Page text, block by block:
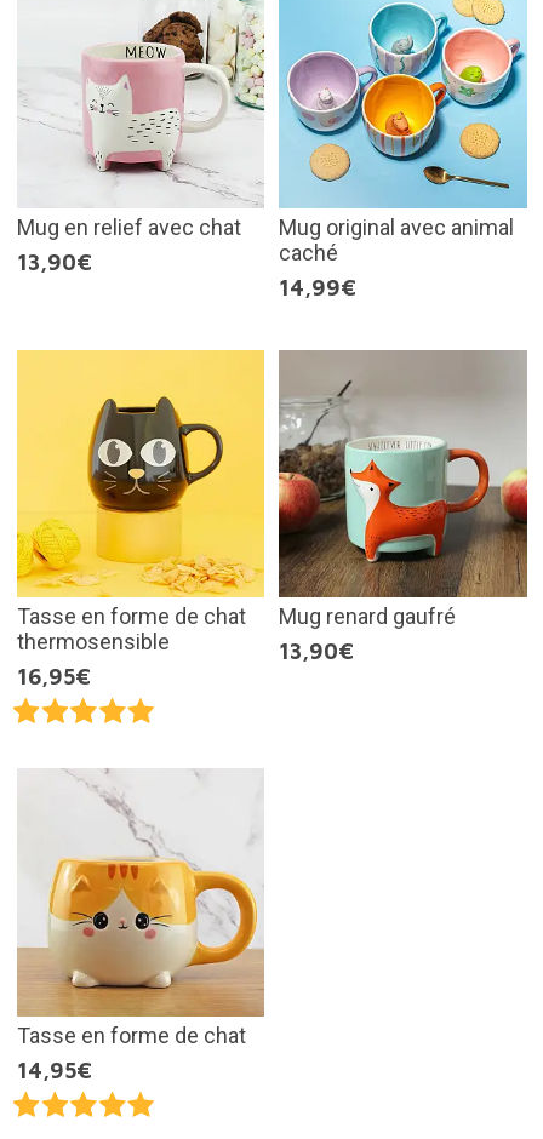
Mug en relief avec chat
13,90€
Mug original avec animal
caché
14,99€
Tasse en forme de chat
thermosensible
16,95€
Mug renard gaufré
13,90€
Tasse en forme de chat
14,95€